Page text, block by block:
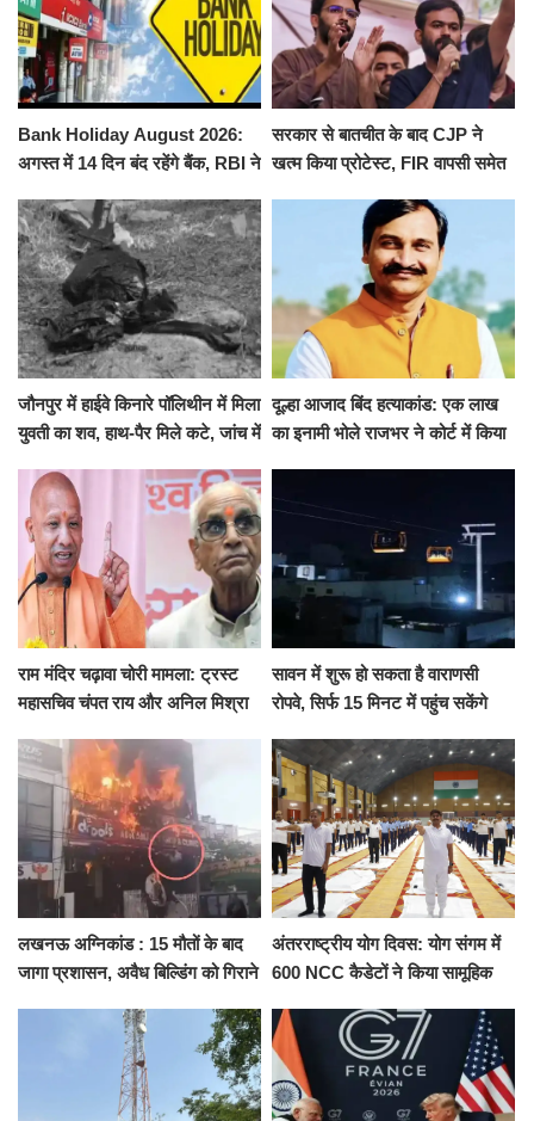
Bank Holiday August 2026:
अगस्त में 14 दिन बंद रहेंगे बैंक, RBI ने
सरकार से बातचीत के बाद CJP ने
खत्म किया प्रोटेस्ट, FIR वापसी समेत
जौनपुर में हाईवे किनारे पॉलिथीन में मिला
युवती का शव, हाथ-पैर मिले कटे, जांच में
दूल्हा आजाद बिंद हत्याकांड: एक लाख
का इनामी भोले राजभर ने कोर्ट में किया
राम मंदिर चढ़ावा चोरी मामला: ट्रस्ट
महासचिव चंपत राय और अनिल मिश्रा
को नहीं...
सावन में शुरू हो सकता है वाराणसी
रोपवे, सिर्फ 15 मिनट में पहुंच सकेंगे
किराया
लखनऊ अग्निकांड : 15 मौतों के बाद
जागा प्रशासन, अवैध बिल्डिंग को गिराने
अंतरराष्ट्रीय योग दिवस: योग संगम में
600 NCC कैडेटों ने किया सामूहिक
संकल्प